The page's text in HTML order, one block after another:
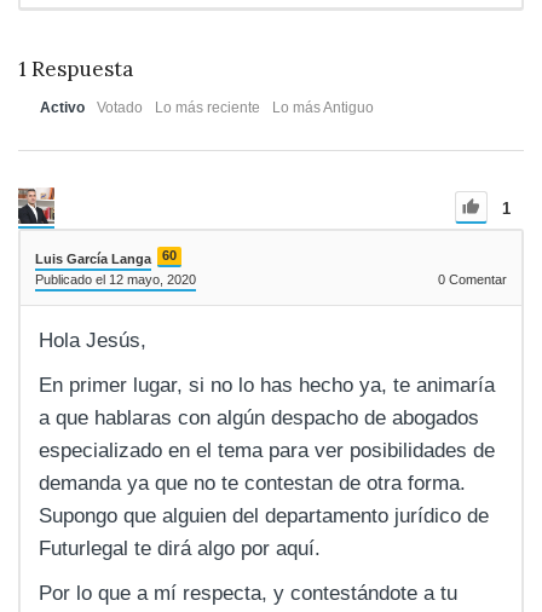
1 Respuesta
Activo Votado Lo más reciente Lo más Antiguo
1
Luis García Langa
60
Publicado el 12 mayo, 2020
0 Comentar
Hola Jesús,
En primer lugar, si no lo has hecho ya, te animaría
a que hablaras con algún despacho de abogados
especializado en el tema para ver posibilidades de
demanda ya que no te contestan de otra forma.
Supongo que alguien del departamento jurídico de
Futurlegal te dirá algo por aquí.
Por lo que a mí respecta, y contestándote a tu